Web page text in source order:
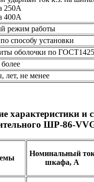
250А
400А
режим работы
способу установки
оболочки по
лет, не менее
характеристики и
ШР-86-
Номинальный
шкафа, А